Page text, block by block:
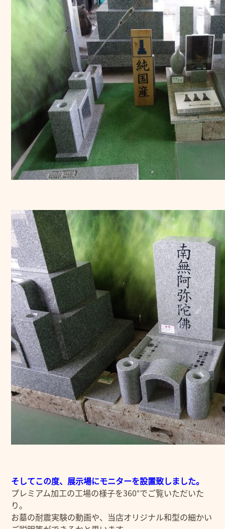
そしてこの度、展示場にモニターを設置致しました。
プレミアム加工の工場の様子を360°でご覧いただいた
り。
お墓の耐震実験の動画や、当店オリジナル和型の細かい